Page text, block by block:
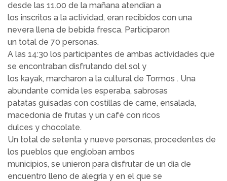
desde las 11.00 de la mañana atendían a
los inscritos a la actividad, eran recibidos con una
nevera llena de bebida fresca. Participaron
un total de 70 personas.
A las 14:30 los participantes de ambas actividades que
se encontraban disfrutando del sol y
los kayak, marcharon a la cultural de Tormos . Una
abundante comida les esperaba, sabrosas
patatas guisadas con costillas de carne, ensalada,
macedonia de frutas y un café con ricos
dulces y chocolate.
Un total de setenta y nueve personas, procedentes de
los pueblos que engloban ambos
municipios, se unieron para disfrutar de un día de
encuentro lleno de alegría y en el que se